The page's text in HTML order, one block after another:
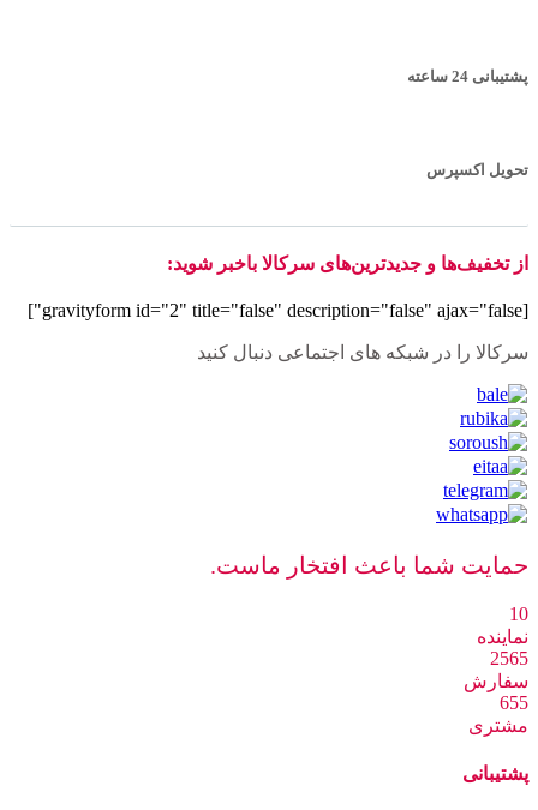
پشتیبانی 24 ساعته
تحویل اکسپرس
از تخفیف‌ها و جدیدترین‌های سرکالا باخبر شوید:
[gravityform id="2" title="false" description="false" ajax="false"]
سرکالا را در شبکه های اجتماعی دنبال کنید
حمایت شما باعث افتخار ماست.
10
نماینده
2565
سفارش
655
مشتری
پشتیبانی